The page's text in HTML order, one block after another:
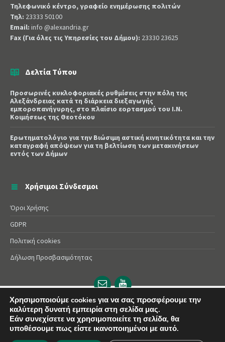
Τηλεφωνικό κέντρο, γραφείο ενημέρωσης πολιτών
Τηλ: 23333 50100
Email: info @alexandria.gr
Fax (Για όλες τις Υπηρεσίες του Δήμου): 23330 23625
Δελτία Τύπου
Προσωρινές κυκλοφοριακές ρυθμίσεις στην πόλη της
Αλεξάνδρειας κατά τη διάρκεια διεξαγωγής
εμποροπανήγυρης, στο πλαίσιο εορτασμού του Ι.Ν.
Κοιμήσεως της Θεοτόκου
Ερωτηματολόγιο για την Βιώσιμη αστική κινητικότητα και την
καταγραφή απόψεων για τη βελτίωση των μετακινήσεων
εντός των Δήμων
Χρήσιμοι Σύνδεσμοι
Όροι Χρήσης
GDPR
Πολιτική cookies
Δήλωση Προσβασιμότητας
Email
url
YouTube
url
© 2025 Δήμος Αλεξάνδρειας | Powered byApogee
Χρησιμοποιούμε cookies για να σας προσφέρουμε την
καλύτερη δυνατή εμπειρία στη σελίδα μας.
Εάν συνεχίσετε να χρησιμοποιείτε τη σελίδα, θα
υποθέσουμε πως είστε ικανοποιημένοι με αυτό.